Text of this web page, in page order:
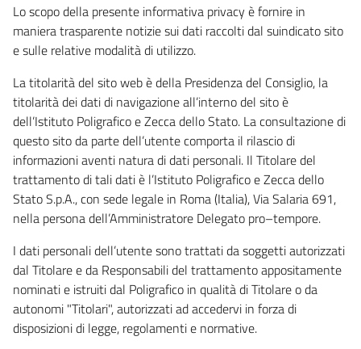
Lo scopo della presente informativa privacy è fornire in
maniera trasparente notizie sui dati raccolti dal suindicato sito
e sulle relative modalità di utilizzo.
La titolarità del sito web è della Presidenza del Consiglio, la
titolarità dei dati di navigazione all’interno del sito è
dell’Istituto Poligrafico e Zecca dello Stato. La consultazione di
questo sito da parte dell’utente comporta il rilascio di
informazioni aventi natura di dati personali. Il Titolare del
trattamento di tali dati è l’Istituto Poligrafico e Zecca dello
Stato S.p.A., con sede legale in Roma (Italia), Via Salaria 691,
nella persona dell’Amministratore Delegato pro–tempore.
I dati personali dell’utente sono trattati da soggetti autorizzati
dal Titolare e da Responsabili del trattamento appositamente
nominati e istruiti dal Poligrafico in qualità di Titolare o da
autonomi "Titolari", autorizzati ad accedervi in forza di
disposizioni di legge, regolamenti e normative.